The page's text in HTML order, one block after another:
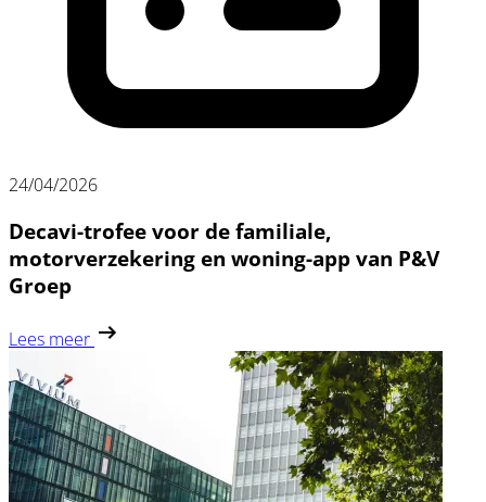
24/04/2026
Decavi-trofee voor de familiale,
motorverzekering en woning-app van P&V
Groep
Lees meer